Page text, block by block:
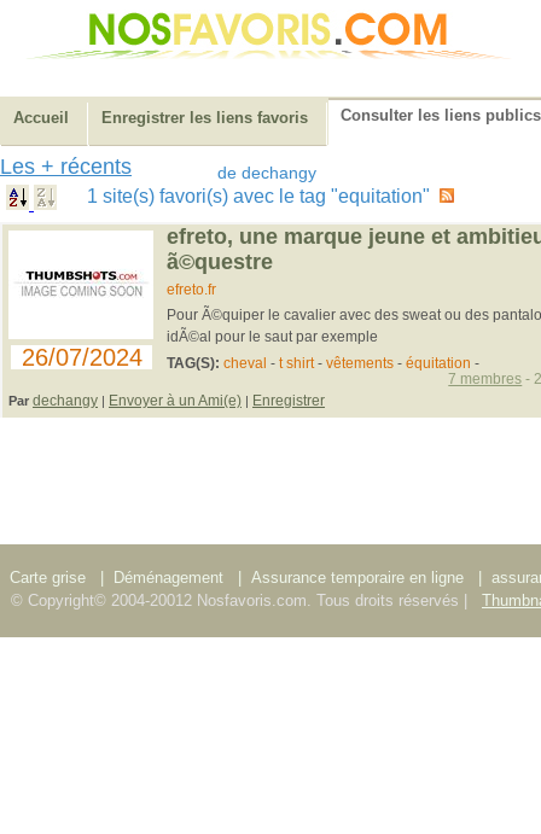
Accueil Enregistrer les liens favoris Consulter les liens publics
Les + récents de dechangy
1 site(s) favori(s) avec le tag "equitation"
26/07/2024
efreto, une marque jeune et
ã©questre
efreto.fr
Pour Ã©quiper le cavalier avec des sweat ou des
idÃ©al pour le saut par exemple
TAG(S): cheval - t shirt- vêtements- équitation -
Par dechangy | Envoyer à un Ami(e) | Enregistrer
7 membres -
Carte grise Déménagement Assurance temporaire en ligne
© Copyright© 2004-20012 Nosfavoris.com. Tous droits réservés |